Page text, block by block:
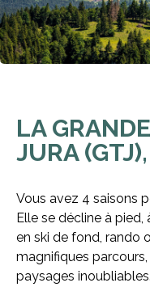
LA
JURA (GTJ),
Vous avez 4 saisons
Elle se décline à pied,
en ski de fond, rando
magnifiques
paysages inoubliables.